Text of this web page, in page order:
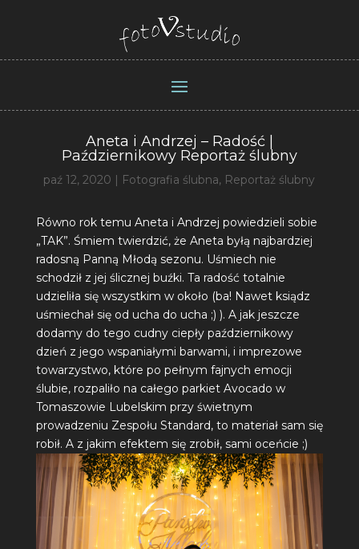
Aneta i Andrzej – Radość |
Październikowy Reportaż ślubny
paź 12, 2020 | Fotografia ślubna, Reportaż ślubny
Równo rok temu Aneta i Andrzej powiedzieli sobie
„TAK”. Śmiem twierdzić, że Aneta byłą najbardziej
radosną Panną Młodą sezonu. Uśmiech nie
schodził z jej ślicznej buźki. Ta radość totalnie
udzieliła się wszystkim w około (ba! Nawet ksiądz
uśmiechał się od ucha do ucha ;) ). A jak jeszcze
dodamy do tego cudny ciepły październikowy
dzień z jego wspaniałymi barwami, i imprezowe
towarzystwo, które po pełnym fajnych emocji
ślubie, rozpaliło na całego parkiet Avocado w
Tomaszowie Lubelskim przy świetnym
prowadzeniu Zespołu Standard, to materiał sam się
robił. A z jakim efektem się zrobił, sami oceńcie ;)